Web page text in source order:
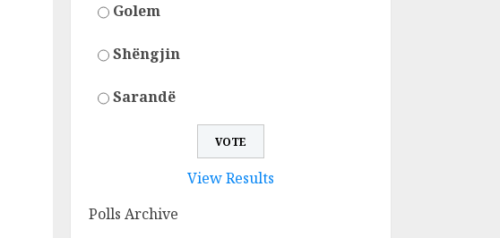
Golem
Shëngjin
Sarandë
View Results
Polls Archive